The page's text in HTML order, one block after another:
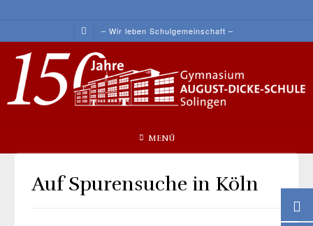
content
– Wir leben Schulgemeinschaft –
MENÜ
Auf Spurensuche in Köln